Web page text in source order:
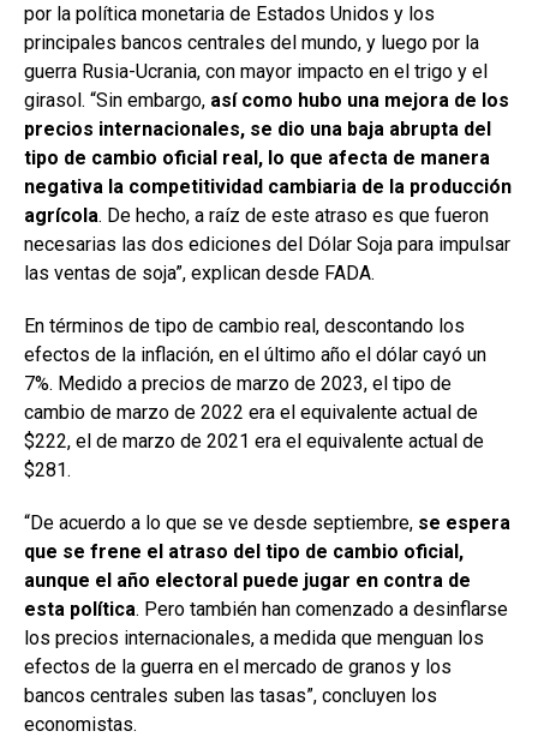
por la política monetaria de Estados Unidos y los
principales bancos centrales del mundo, y luego por la
guerra Rusia-Ucrania, con mayor impacto en el trigo y el
girasol. “Sin embargo, así como hubo una mejora de los
precios internacionales, se dio una baja abrupta del
tipo de cambio oficial real, lo que afecta de manera
negativa la competitividad cambiaria de la producción
agrícola. De hecho, a raíz de este atraso es que fueron
necesarias las dos ediciones del Dólar Soja para impulsar
las ventas de soja”, explican desde FADA.
En términos de tipo de cambio real, descontando los
efectos de la inflación, en el último año el dólar cayó un
7%. Medido a precios de marzo de 2023, el tipo de
cambio de marzo de 2022 era el equivalente actual de
$222, el de marzo de 2021 era el equivalente actual de
$281.
“De acuerdo a lo que se ve desde septiembre, se espera
que se frene el atraso del tipo de cambio oficial,
aunque el año electoral puede jugar en contra de
esta política. Pero también han comenzado a desinflarse
los precios internacionales, a medida que menguan los
efectos de la guerra en el mercado de granos y los
bancos centrales suben las tasas”, concluyen los
economistas.